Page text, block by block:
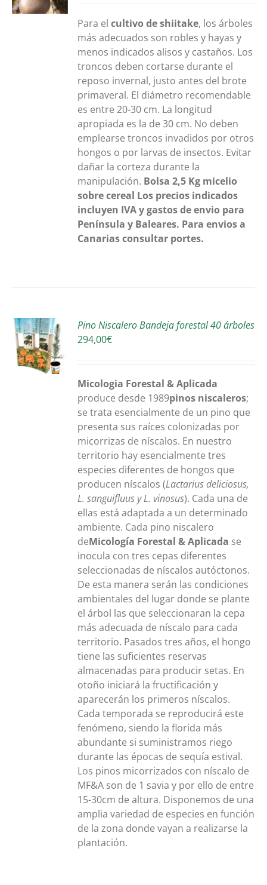
Para elcultivo de shiitake, los árboles
más adecuados son robles y hayas y
menos indicados alisos y castaños. Los
troncos deben cortarse durante el
reposo invernal, justo antes del brote
primaveral. El diámetro recomendable
es entre 20-30 cm. La longitud
apropiada es la de 30 cm. No deben
emplearse troncos invadidos por otros
hongos o por larvas de insectos. Evitar
dañar la corteza durante la
manipulación. Bolsa 2,5 Kg micelio
sobre cereal Los precios indicados
incluyen IVA y gastos de envio para
Península y Baleares. Para envios a
Canarias consultar portes.
Pino Niscalero Bandeja forestal 40 árboles
294,00€
Micologia Forestal & Aplicada
produce desde 1989pinos niscaleros;
se trata esencialmente de un pino que
presenta sus raíces colonizadas por
micorrizas de níscalos. En nuestro
territorio hay esencialmente tres
especies diferentes de hongos que
producen níscalos (Lactarius deliciosus,
L. sanguifluus y L. vinosus). Cada una de
ellas está adaptada a un determinado
ambiente. Cada pino niscalero
deMicología Forestal & Aplicada se
inocula con tres cepas diferentes
seleccionadas de níscalos autóctonos.
De esta manera serán las condiciones
ambientales del lugar donde se plante
el árbol las que seleccionaran la cepa
más adecuada de níscalo para cada
territorio. Pasados tres años, el hongo
tiene las suficientes reservas
almacenadas para producir setas. En
otoño iniciará la fructificación y
aparecerán los primeros níscalos.
Cada temporada se reproducirá este
fenómeno, siendo la florida más
abundante si suministramos riego
durante las épocas de sequía estival.
Los pinos micorrizados con níscalo de
MF&A son de 1 savia y por ello de entre
15-30cm de altura. Disponemos de una
amplia variedad de especies en función
de la zona donde vayan a realizarse la
plantación.